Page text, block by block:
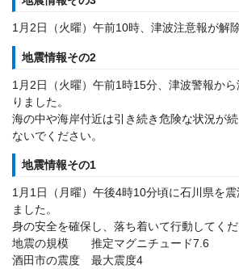
1月2日（火曜）午前10時、津波注意報が解
地震情報その2
1月2日（火曜）午前1時15分、津波警報か
りました。
海の中や海岸付近は引き続き危険な状況が
ないでください。
地震情報その1
1月1日（月曜）午後4時10分頃に石川県を
ました。
身の安全を確保し、落ち着いて行動してくだ
地震の規模 推定マグニチュード7.6
酒田市の震度 最大震度4